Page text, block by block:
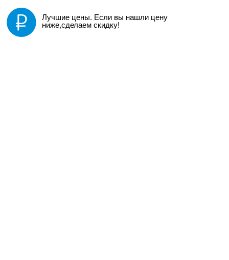
Лучшие цены. Если вы нашли цену
ниже,сделаем скидку!